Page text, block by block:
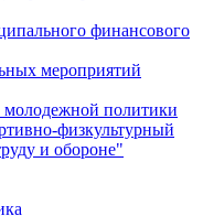
финансового
мероприятий
молодежной политики
физкультурный
и обороне"